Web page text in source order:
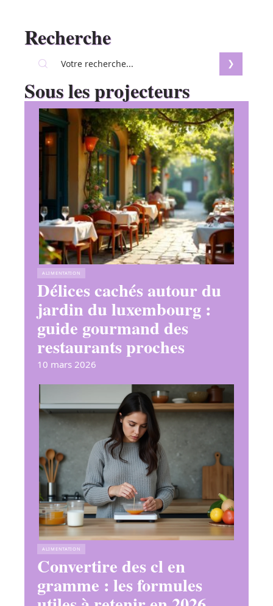
Recherche
Sous les projecteurs
ALIMENTATION
Délices cachés autour du
jardin du luxembourg :
guide gourmand des
restaurants proches
10 mars 2026
ALIMENTATION
Convertire des cl en
gramme : les formules